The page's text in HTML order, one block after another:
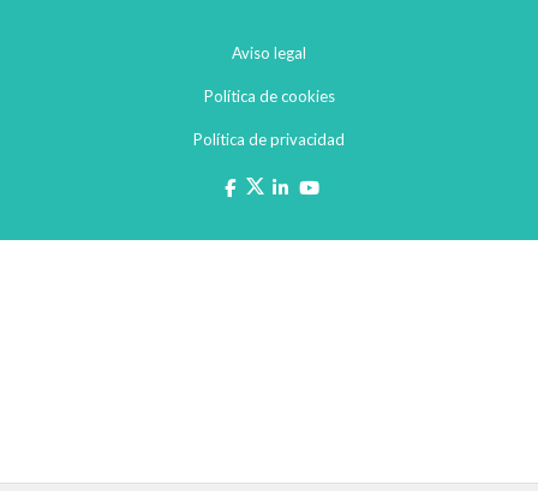
Aviso legal
Política de cookies
Política de privacidad